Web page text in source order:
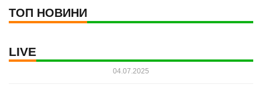
ТОП НОВИНИ
LIVE
04.07.2025